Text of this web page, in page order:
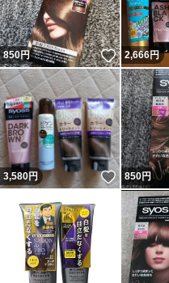
850円 いいね！
2,666円
3,580円 いいね！
850円